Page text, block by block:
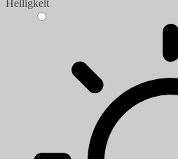
Helligkeit